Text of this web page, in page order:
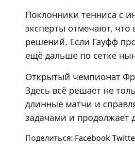
Поклонники тенниса с
эксперты отмечают,
решений. Если Гауфф
ещё дальше по сетке
Открытый чемпионат
Здесь всё решает не
длинные матчи и
задачами и продолжает
Поделиться: Facebook